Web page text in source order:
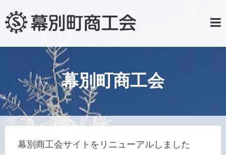
幕別町商工会
幕別商工会サイトをリニューアルしました